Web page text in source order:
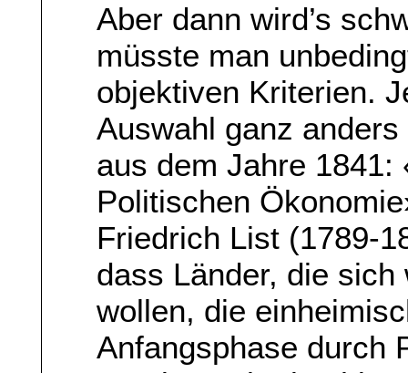
Aber dann wird’s
müsste man
objektiven Kriterien.
Auswahl ganz
aus dem Jahre
Politischen
Friedrich List (1789-
dass Länder, die
wollen, die
Anfangsphase durch